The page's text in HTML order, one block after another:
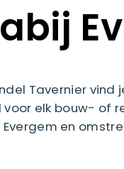
Tavernier vind
elk bouw- of
en